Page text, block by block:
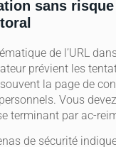
sans
de l’URL
prévient les
la page de
Vous
terminant par ac-
de sécurité